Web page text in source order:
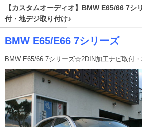
【カスタムオーディオ】BMW E65/66 7
付・地デジ取り付け♪
BMW E65/E66 7シリーズ
BMW E65/66 7シリーズ☆2DIN加工ナビ取付